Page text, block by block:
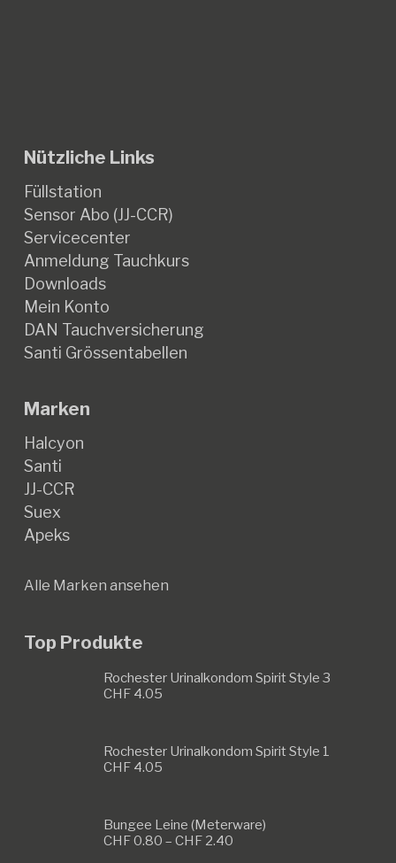
Nützliche Links
Füllstation
Sensor Abo (JJ-CCR)
Servicecenter
Anmeldung Tauchkurs
Downloads
Mein Konto
DAN Tauchversicherung
Santi Grössentabellen
Marken
Halcyon
Santi
JJ-CCR
Suex
Apeks
Alle Marken ansehen
Top Produkte
Rochester Urinalkondom Spirit Style 3
CHF4.05
Rochester Urinalkondom Spirit Style 1
CHF4.05
Bungee Leine (Meterware)
CHF0.80 – CHF2.40Preisspanne: